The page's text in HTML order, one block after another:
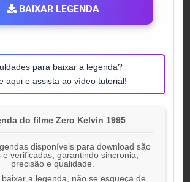
BAIXAR LEGENDA
para baixar a legenda?
aqui e assista ao vídeo tutorial!
do filme Zero Kelvin 1995
disponíveis para download são
e verificadas, garantindo sincronia,
precisão e qualidade.
baixar a legenda, não se esqueça de